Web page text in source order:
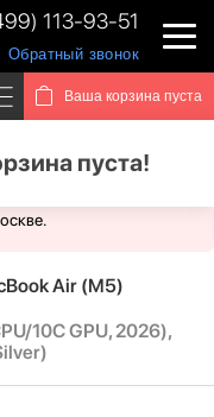
113-93-51
Обратный звонок
Ваша корзина пуста
пуста!
Для Вас доступен
Air (M5)
10C GPU, 2026),